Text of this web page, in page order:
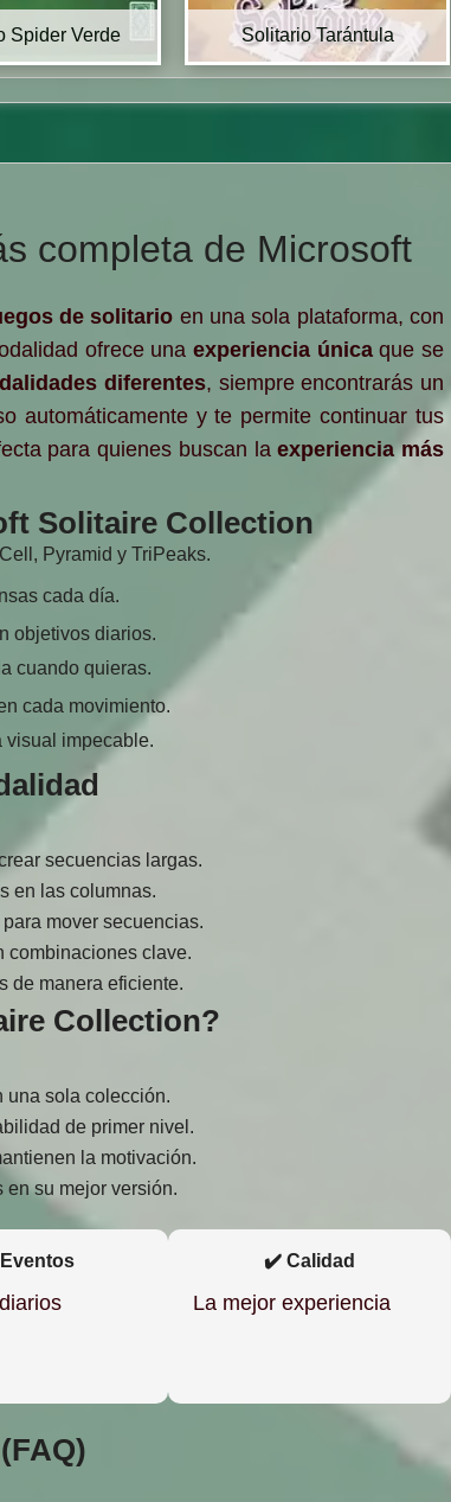
Spider Verde Solitario Tarántula
completa de Microsoft
de solitario en una sola plataforma, con
ofrece unaexperiencia únicaque se
diferentes, siempre encontrarás un
automáticamente y te permite continuar tus
para quienes buscan laexperiencia más
Solitaire Collection
Pyramid y TriPeaks.
cada día.
objetivos diarios.
cuando quieras.
cada movimiento.
visual impecable.
secuencias largas.
en las columnas.
mover secuencias.
combinaciones clave.
de manera eficiente.
Collection?
una sola colección.
de primer nivel.
la motivación.
en su mejor versión.
✔️ Calidad
La mejor experiencia